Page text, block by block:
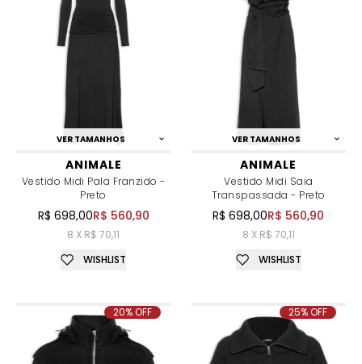
VER TAMANHOS
ANIMALE
Vestido Midi Pala Franzido -
Preto
R$ 698,00R$ 560,90
8 X R$ 70,11
WISHLIST
VER TAMANHOS
ANIMALE
Vestido Midi Saia
Transpassada - Preto
R$ 698,00R$ 560,90
8 X R$ 70,11
WISHLIST
20% OFF 25% OFF